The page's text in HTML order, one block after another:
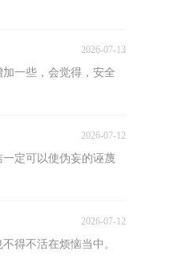
2026-07-13
一些，会觉得，安全
2026-07-12
定可以使伪妄的诬蔑
2026-07-12
得不活在烦恼当中。